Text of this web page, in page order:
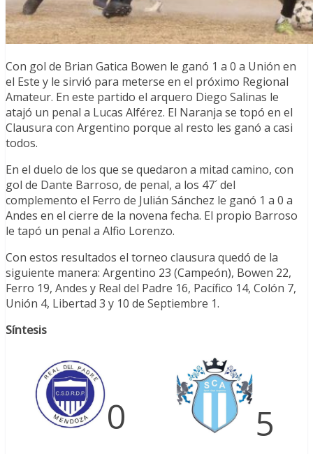
Con gol de Brian Gatica Bowen le ganó 1 a 0 a Unión en
el Este y le sirvió para meterse en el próximo Regional
Amateur. En este partido el arquero Diego Salinas le
atajó un penal a Lucas Alférez. El Naranja se topó en el
Clausura con Argentino porque al resto les ganó a casi
todos.
En el duelo de los que se quedaron a mitad camino, con
gol de Dante Barroso, de penal, a los 47´ del
complemento el Ferro de Julián Sánchez le ganó 1 a 0 a
Andes en el cierre de la novena fecha. El propio Barroso
le tapó un penal a Alfio Lorenzo.
Con estos resultados el torneo clausura quedó de la
siguiente manera: Argentino 23 (Campeón), Bowen 22,
Ferro 19, Andes y Real del Padre 16, Pacífico 14, Colón 7,
Unión 4, Libertad 3 y 10 de Septiembre 1.
Síntesis
0 5